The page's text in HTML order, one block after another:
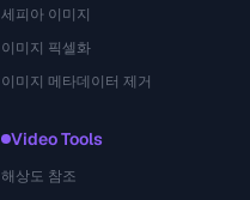
세피아 이미지
이미지 픽셀화
이미지 메타데이터 제거
Video Tools
해상도 참조